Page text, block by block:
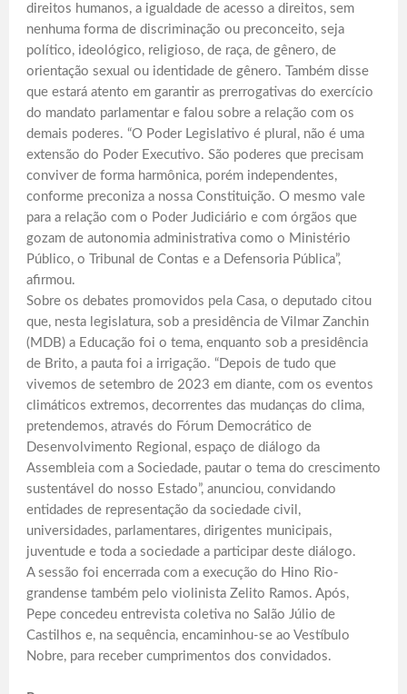
direitos humanos, a igualdade de acesso a direitos, sem
nenhuma forma de discriminação ou preconceito, seja
político, ideológico, religioso, de raça, de gênero, de
orientação sexual ou identidade de gênero. Também disse
que estará atento em garantir as prerrogativas do exercício
do mandato parlamentar e falou sobre a relação com os
demais poderes. “O Poder Legislativo é plural, não é uma
extensão do Poder Executivo. São poderes que precisam
conviver de forma harmônica, porém independentes,
conforme preconiza a nossa Constituição. O mesmo vale
para a relação com o Poder Judiciário e com órgãos que
gozam de autonomia administrativa como o Ministério
Público, o Tribunal de Contas e a Defensoria Pública”,
afirmou.
Sobre os debates promovidos pela Casa, o deputado citou
que, nesta legislatura, sob a presidência de Vilmar Zanchin
(MDB) a Educação foi o tema, enquanto sob a presidência
de Brito, a pauta foi a irrigação. “Depois de tudo que
vivemos de setembro de 2023 em diante, com os eventos
climáticos extremos, decorrentes das mudanças do clima,
pretendemos, através do Fórum Democrático de
Desenvolvimento Regional, espaço de diálogo da
Assembleia com a Sociedade, pautar o tema do crescimento
sustentável do nosso Estado”, anunciou, convidando
entidades de representação da sociedade civil,
universidades, parlamentares, dirigentes municipais,
juventude e toda a sociedade a participar deste diálogo.
A sessão foi encerrada com a execução do Hino Rio-
grandense também pelo violinista Zelito Ramos. Após,
Pepe concedeu entrevista coletiva no Salão Júlio de
Castilhos e, na sequência, encaminhou-se ao Vestíbulo
Nobre, para receber cumprimentos dos convidados.